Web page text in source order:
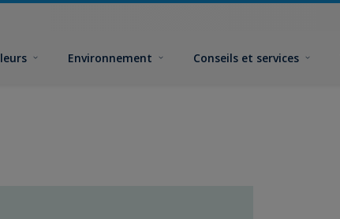
Environnement Conseils et services